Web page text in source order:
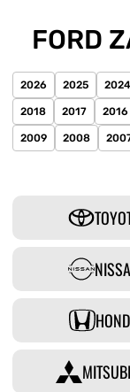
FORD
2026 2025 2024
2018 2017 2016
2009 2008